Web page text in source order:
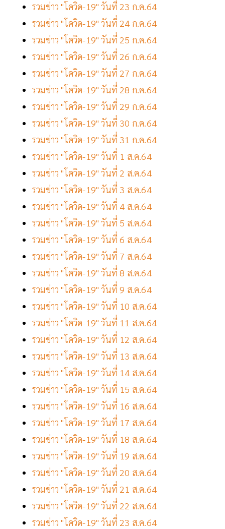
รวมข่าว "โควิด-19" วันที่ 23 ก.ค.64
รวมข่าว "โควิด-19" วันที่ 24 ก.ค.64
รวมข่าว "โควิด-19" วันที่ 25 ก.ค.64
รวมข่าว "โควิด-19" วันที่ 26 ก.ค.64
รวมข่าว "โควิด-19" วันที่ 27 ก.ค.64
รวมข่าว "โควิด-19" วันที่ 28 ก.ค.64
รวมข่าว "โควิด-19" วันที่ 29 ก.ค.64
รวมข่าว "โควิด-19" วันที่ 30 ก.ค.64
รวมข่าว "โควิด-19" วันที่ 31 ก.ค.64
รวมข่าว "โควิด-19" วันที่ 1 ส.ค.64
รวมข่าว "โควิด-19" วันที่ 2 ส.ค.64
รวมข่าว "โควิด-19" วันที่ 3 ส.ค.64
รวมข่าว "โควิด-19" วันที่ 4 ส.ค.64
รวมข่าว "โควิด-19" วันที่ 5 ส.ค.64
รวมข่าว "โควิด-19" วันที่ 6 ส.ค.64
รวมข่าว "โควิด-19" วันที่ 7 ส.ค.64
รวมข่าว "โควิด-19" วันที่ 8 ส.ค.64
รวมข่าว "โควิด-19" วันที่ 9 ส.ค.64
รวมข่าว "โควิด-19" วันที่ 10 ส.ค.64
รวมข่าว "โควิด-19" วันที่ 11 ส.ค.64
รวมข่าว "โควิด-19" วันที่ 12 ส.ค.64
รวมข่าว "โควิด-19" วันที่ 13 ส.ค.64
รวมข่าว "โควิด-19" วันที่ 14 ส.ค.64
รวมข่าว "โควิด-19" วันที่ 15 ส.ค.64
รวมข่าว "โควิด-19" วันที่ 16 ส.ค.64
รวมข่าว "โควิด-19" วันที่ 17 ส.ค.64
รวมข่าว "โควิด-19" วันที่ 18 ส.ค.64
รวมข่าว "โควิด-19" วันที่ 19 ส.ค.64
รวมข่าว "โควิด-19" วันที่ 20 ส.ค.64
รวมข่าว "โควิด-19" วันที่ 21 ส.ค.64
รวมข่าว "โควิด-19" วันที่ 22 ส.ค.64
รวมข่าว "โควิด-19" วันที่ 23 ส.ค.64